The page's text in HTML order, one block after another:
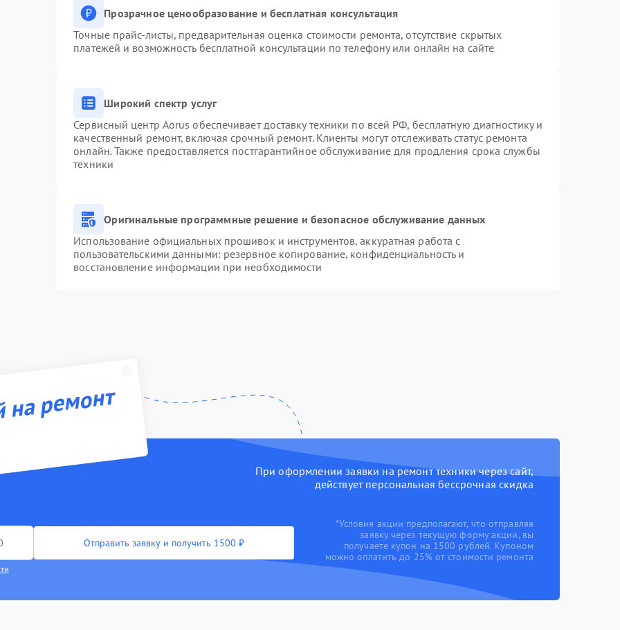
Прозрачное ценообразование и бесплатная консультация
Точные прайс-листы, предварительная оценка стоимости ремонта, отсутствие скрытых
платежей и возможность бесплатной консультации по телефону или онлайн на сайте
Широкий спектр услуг
Сервисный центр Aorus обеспечивает доставку техники по всей РФ, бесплатную диагностику и
качественный ремонт, включая срочный ремонт. Клиенты могут отслеживать статус ремонта
онлайн. Также предоставляется постгарантийное обслуживание для продления срока службы
техники
Оригинальные программные решение и безопасное обслуживание данных
Использование официальных прошивок и инструментов, аккуратная работа с
пользовательскими данными: резервное копирование, конфиденциальность и
восстановление информации при необходимости
ремонт
При оформлении заявки на ремонт техники через сайт,
действует персональная бессрочная скидка
Отправить заявку и получить 1500 ₽
*Условия акции предполагают, что отправляя
заявку через текущую форму акции, вы
получаете купон на 1500 рублей. Купоном
можно оплатить до 25% от стоимости ремонта